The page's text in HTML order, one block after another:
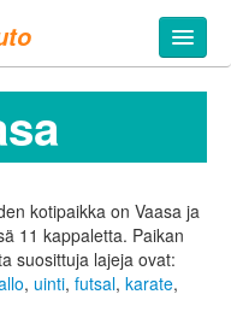
kotipaikka on Vaasa ja
11 kappaletta. Paikan
suosittuja lajeja ovat:
, uinti, futsal, karate,